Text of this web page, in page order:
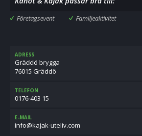
Företagsevent Familjeaktivitet
ADRESS
Gräddö brygga
76015 Gräddö
TELEFON
0176-403 15
E-MAIL
moc.viletu-kajak@ofni